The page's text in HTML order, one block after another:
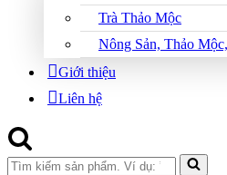
Trà Thảo Mộc
Nông Sản, Thảo
Giới thiệu
Liên hệ
Search